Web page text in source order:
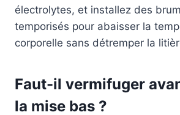
électrolytes, et installez des
temporisés pour abaisser la
corporelle sans détremper la
Faut-il vermifuger
la mise bas ?